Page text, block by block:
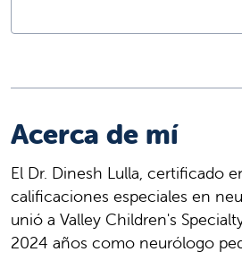
Acerca de mí
El Dr. Dinesh Lulla, certificado
calificaciones especiales en
unió a Valley Children's
2024 años como neurólogo